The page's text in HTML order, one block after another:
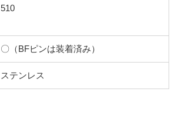
510
〇（BFピンは装着済み）
ステンレス